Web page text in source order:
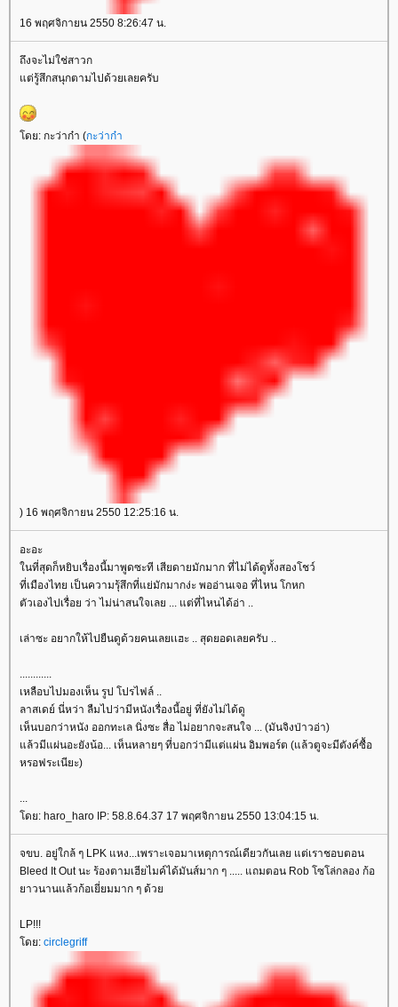
16 พฤศจิกายน 2550 8:26:47 น.
ถึงจะไม่ใช่สาวก
ต่รู้สึกสนุกตามไปด้วยเลยครับ
ดย: กะว่าก๋า (กะว่าก๋า
) 16 พฤศจิกายน 2550 12:25:16 น.
อะอะ
นที่สุดก็หยิบเรื่องนี้มาพูดซะที เสียดายมักมาก ที่ไม่ได้ดูทั้งสองโชว์
ที่เมืองไทย เป็นความรุ้สึกที่แย่มักมากง่ะ พออ่านเจอ ที่ไหน โกหก
ตัวเองไปเรื่อย ว่า ไม่น่าสนใจเลย ... แต่ที่ไหนได้อ่า ..
เล่าซะ อยากให้ไปยืนดูด้วยคนเลยเเฮะ .. สุดยอดเลยครับ ..
............
เหลือบไปมองเห็น รูป โปรไฟล์ ..
ลาสเดย์ นี่หว่า ลืมไปว่ามีหนังเรื่องนี้อยู่ ที่ยังไม่ได้ดู
เห็นบอกว่าหนัง ออกทะเล นิ่งซะ สื่อ ไม่อยากจะสนใจ ... (มันจิงป่าวอ่า)
ล้วมีแผ่นอะยังน้อ... เห็นหลายๆ ที่บอกว่ามีแต่แผ่น อิมพอร์ต (แล้วตูจะมีตังค์ซื้อ
หรอฟระเนียะ)
...
ดย: haro_haro IP: 58.8.64.37 17 พฤศจิกายน 2550 13:04:15 น.
จขบ. อยู่ใกล้ ๆ LPK แหง...เพราะเจอมาเหตุการณ์เดียวกันเลย แต่เราชอบตอน
Bleed It Out นะ ร้องตามเฮียไมค์ได้มันส์มาก ๆ ..... แถมตอน Rob โซโล่กลอง ก้อ
าวนานแล้วก้อเยี่ยมมาก ๆ ด้ว
LP!!!
ดย: circlegriff